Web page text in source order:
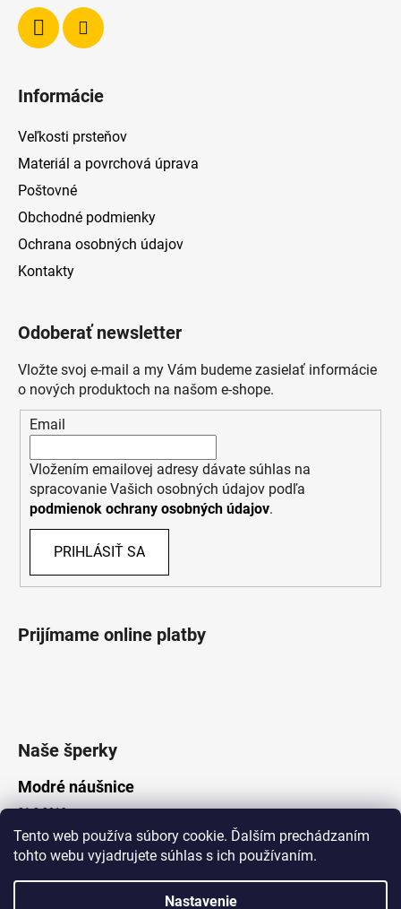
Tento web používa súbory cookie. Ďalším prechádzaním
tohto webu vyjadrujete súhlas s ich používaním.
Nastavenie
Informácie
Veľkosti prsteňov
Materiál a povrchová úprava
Poštovné
Obchodné podmienky
Ochrana osobných údajov
Kontakty
Odoberať newsletter
Vložte svoj e-mail a my Vám budeme zasielať informácie
o nových produktoch na našom e-shope.
Email
Vložením emailovej adresy dávate súhlas na
spracovanie Vašich osobných údajov podľa
podmienok ochrany osobných údajov.
PRIHLÁSIŤ SA
Prijímame online platby
Naše šperky
Modré náušnice
21.8.2019
Vytvoril Shoptet